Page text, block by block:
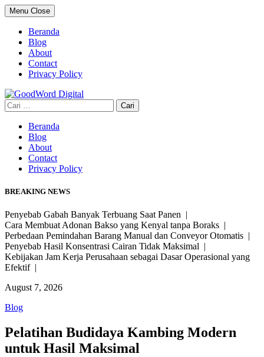
Skip
to
content
Menu Close
Beranda
Blog
About
Contact
Privacy Policy
Cari
untuk:
Beranda
Blog
About
Contact
Privacy Policy
BREAKING NEWS
Penyebab Gabah Banyak Terbuang Saat Panen |
Cara Membuat Adonan Bakso yang Kenyal tanpa Boraks |
Perbedaan Pemindahan Barang Manual dan Conveyor Otomatis |
Penyebab Hasil Konsentrasi Cairan Tidak Maksimal |
Kebijakan Jam Kerja Perusahaan sebagai Dasar Operasional yang
Efektif |
August 7, 2026
Blog
Pelatihan Budidaya Kambing Modern
untuk Hasil Maksimal